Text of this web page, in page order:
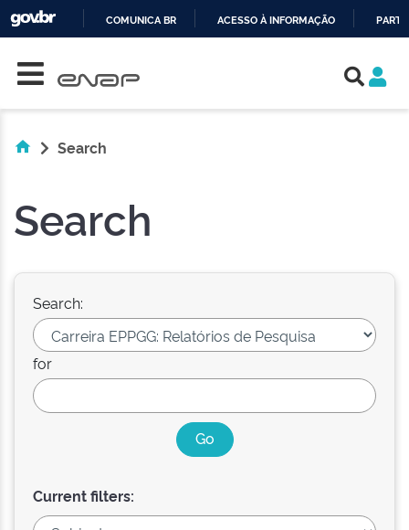
COMUNICA BR ACESSO À INFORMAÇÃO
Search
Search
Search:
for
Current filters: